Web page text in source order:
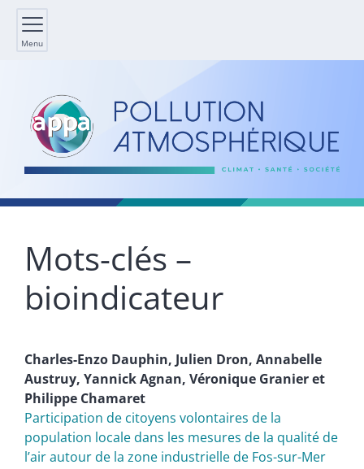
Menu
Mots-clés –
bioindicateur
Charles-Enzo Dauphin, Julien Dron, Annabelle
Austruy, YannickAgnan, Véronique Granieret
Philippe Chamaret
Participation de citoyens volontaires de la
population locale dans les mesures de la qualité de
l’air autour de la zone industrielle de Fos-sur-Mer